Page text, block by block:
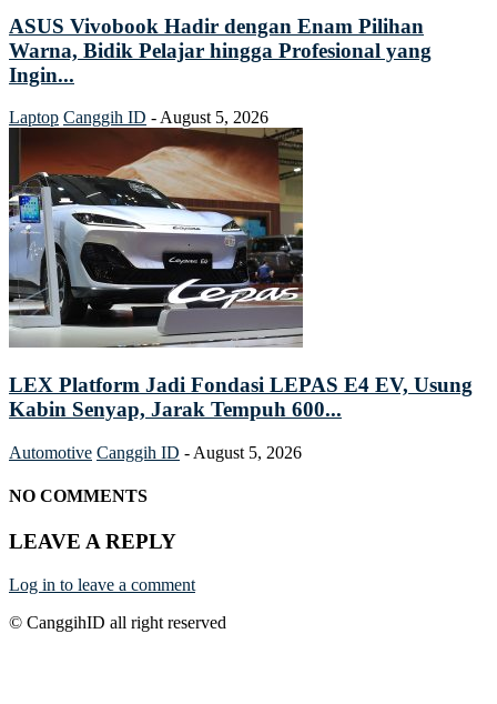
ASUS Vivobook Hadir dengan Enam Pilihan
Warna, Bidik Pelajar hingga Profesional yang
Ingin...
Laptop Canggih ID - August 5, 2026
LEX Platform Jadi Fondasi LEPAS E4 EV, Usung
Kabin Senyap, Jarak Tempuh 600...
Automotive Canggih ID - August 5, 2026
NO COMMENTS
LEAVE A REPLY
Log in to leave a comment
© CanggihID all right reserved